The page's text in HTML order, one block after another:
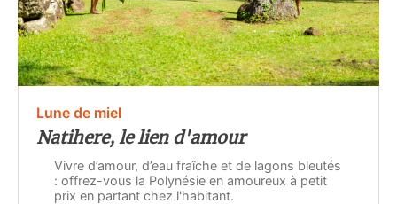
Lune de miel
Natihere, le lien d'amour
Vivre d’amour, d’eau fraîche et de lagons bleutés
: offrez-vous la Polynésie en amoureux à petit
prix en partant chez l'habitant.